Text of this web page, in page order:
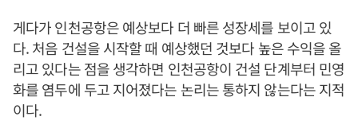
게다가 인천공항은 예상보다 더 빠른 성장세를 보이고 있
다. 처음 건설을 시작할 때 예상했던 것보다 높은 수익을 올
리고 있다는 점을 생각하면 인천공항이 건설 단계부터 민영
화를 염두에 두고 지어졌다는 논리는 통하지 않는다는 지적
이다.